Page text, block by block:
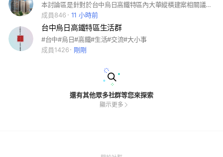
本討論區是針對於台中烏日高鐵特區內大華縱橫建案相關議題進行討論，非本建案之議題，請勿討論，違者立馬踢！踢！踢！絕不寬貸。
成員846
11 小時前
台中烏日高鐵特區生活群
#台中#烏日#高鐵#生活#交流#大小事
成員1426
剛剛
還有其他眾多社群等您來探索
顯示更多